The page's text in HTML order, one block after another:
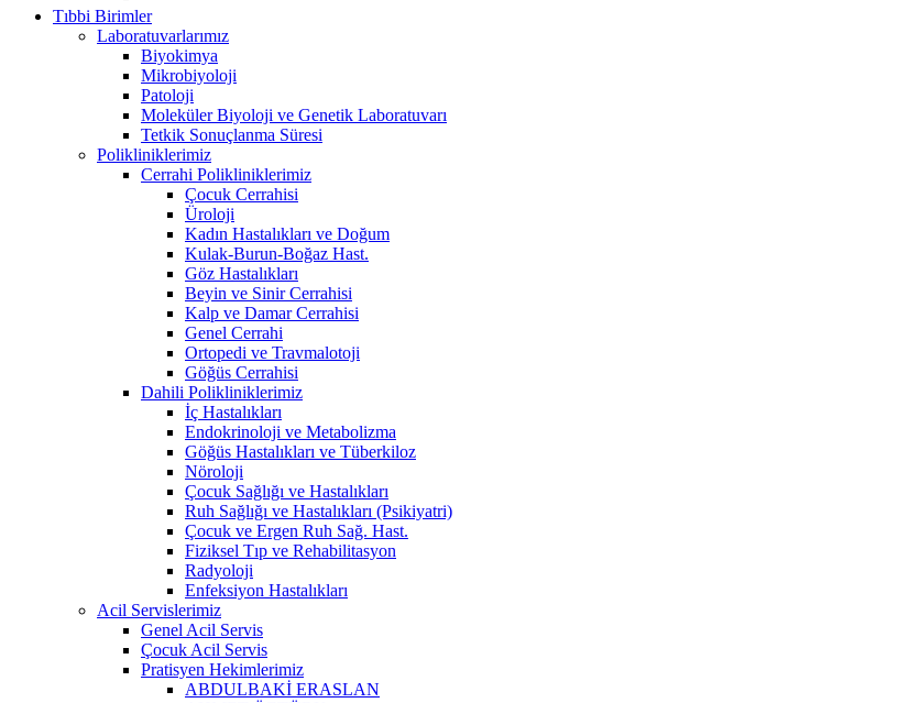
Tıbbi Birimler
Laboratuvarlarımız
Biyokimya
Mikrobiyoloji
Patoloji
Moleküler Biyoloji ve Genetik Laboratuvarı
Tetkik Sonuçlanma Süresi
Polikliniklerimiz
Cerrahi Polikliniklerimiz
Çocuk Cerrahisi
Üroloji
Kadın Hastalıkları ve Doğum
Kulak-Burun-Boğaz Hast.
Göz Hastalıkları
Beyin ve Sinir Cerrahisi
Kalp ve Damar Cerrahisi
Genel Cerrahi
Ortopedi ve Travmalotoji
Göğüs Cerrahisi
Dahili Polikliniklerimiz
İç Hastalıkları
Endokrinoloji ve Metabolizma
Göğüs Hastalıkları ve Tüberkiloz
Nöroloji
Çocuk Sağlığı ve Hastalıkları
Ruh Sağlığı ve Hastalıkları (Psikiyatri)
Çocuk ve Ergen Ruh Sağ. Hast.
Fiziksel Tıp ve Rehabilitasyon
Radyoloji
Enfeksiyon Hastalıkları
Acil Servislerimiz
Genel Acil Servis
Çocuk Acil Servis
Pratisyen Hekimlerimiz
ABDULBAKİ ERASLAN